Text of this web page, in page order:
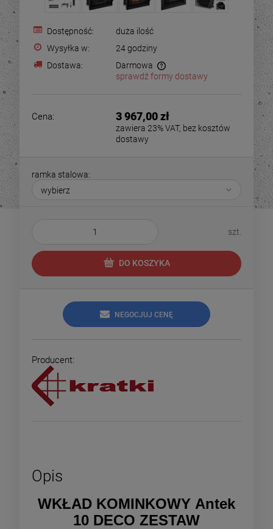
Dostępność:
duża ilość
Wysyłka w:
24 godziny
Dostawa:
Darmowa
sprawdź formy dostawy
Cena: 3 967,00 zł
zawiera 23% VAT, bez kosztów
dostawy
ramka stalowa:
szt.
DO KOSZYKA
NEGOCJUJ CENĘ
Producent:
Opis
WKŁAD KOMINKOWY Antek
10 DECO ZESTAW